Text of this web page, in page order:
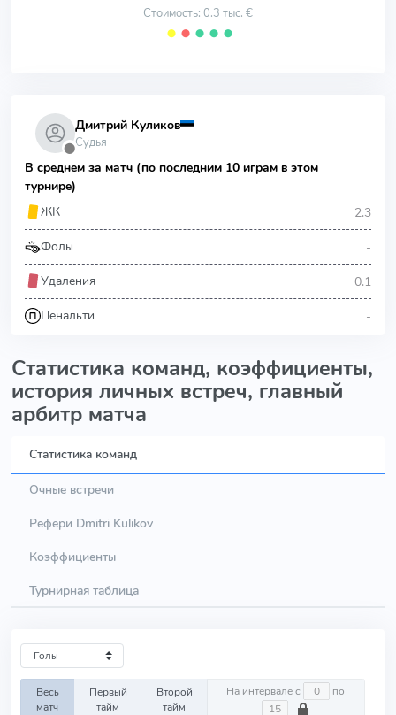
Стоимость: 0.3 тыс. €
⬤ ⬤ ⬤ ⬤ ⬤
⬤
Дмитрий Куликов
Судья
В среднем за матч (по последним 10 играм в этом
турнире)
ЖК
2.3
Фолы -
Удаления 0.1
Пенальти -
Статистика команд, коэффициенты,
история личных встреч, главный
арбитр матча
Статистика команд
Очные встречи
Рефери Dmitri Kulikov
Коэффициенты
Турнирная таблица
Весь
матч
Первый
тайм
Второй
тайм
На интервале с по